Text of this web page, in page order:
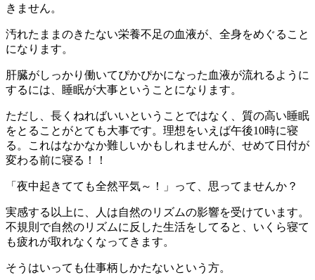
きません。
汚れたままのきたない栄養不足の血液が、全身をめぐること
になります。
肝臓がしっかり働いてぴかぴかになった血液が流れるように
するには、睡眠が大事ということになります。
ただし、長くねればいいということではなく、質の高い睡眠
をとることがとても大事です。理想をいえば午後10時に寝
る。これはなかなか難しいかもしれませんが、せめて日付が
変わる前に寝る！！
「夜中起きてても全然平気～！」って、思ってませんか？
実感する以上に、人は自然のリズムの影響を受けています。
不規則で自然のリズムに反した生活をしてると、いくら寝て
も疲れが取れなくなってきます。
そうはいっても仕事柄しかたないという方。